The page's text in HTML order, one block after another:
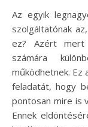
Az egyik
szolgáltatónak
ez? Azért mert
számára
működhetnek. Ez
feladatát, hogy
pontosan mire is
Ennek